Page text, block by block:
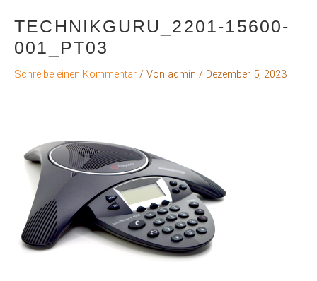
TECHNIKGURU_2201-15600-
001_PT03
Schreibe einen Kommentar / Von admin / Dezember 5, 2023